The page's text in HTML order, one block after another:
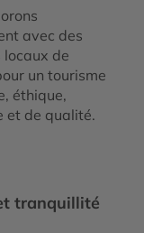
avec des
de
un tourisme
éthique,
et de qualité.
tranquillité